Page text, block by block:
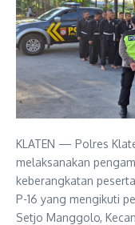
KLATEN — Polres
melaksanakan
keberangkatan
P-16 yang mengikuti
Setjo Manggolo,